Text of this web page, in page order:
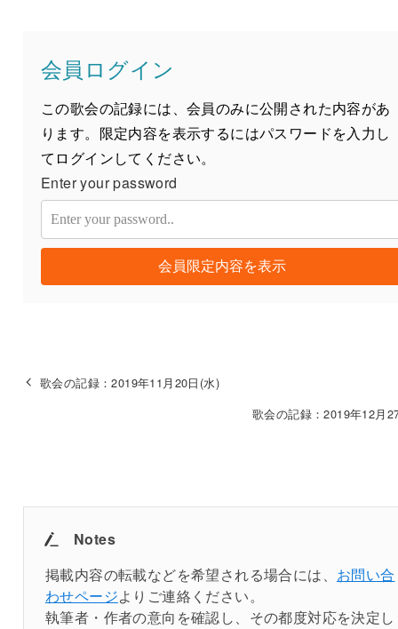
会員ログイン
この歌会の記録には、会員のみに公開された内容があ
ります。限定内容を表示するにはパスワードを入力し
てログインしてください。
Enter your password
会員限定内容を表示
歌会の記録：2019年11月20日(水)
歌会の記録：2019年12月
Notes
掲載内容の転載などを希望される場合には、 お問い合
わせページよりご連絡ください。
執筆者・作者の意向を確認し、その都度対応を決定し